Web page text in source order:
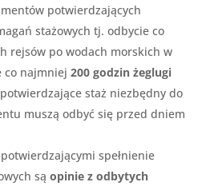
potwierdzających
stażowych tj. odbycie co
rejsów po wodach morskich w
co najmniej 200 godzin żeglugi
staż niezbędny do
muszą odbyć się przed dniem
spełnienie
są opinie z odbytych